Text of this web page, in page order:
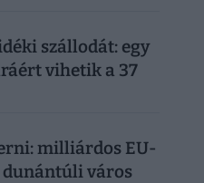
szállodát: egy
vihetik a 37
milliárdos EU-
dunántúli város